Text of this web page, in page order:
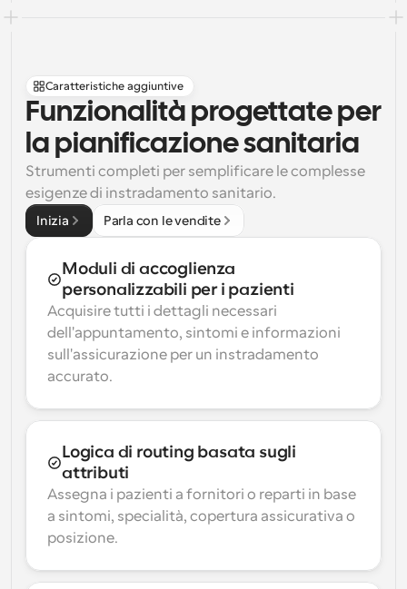
Caratteristiche aggiuntive
Funzionalità progettate per
la pianificazione sanitaria
Strumenti completi per semplificare le complesse
esigenze di instradamento sanitario.
Inizia Parla con le vendite
Moduli di accoglienza
personalizzabili per i pazienti
Acquisire tutti i dettagli necessari
dell'appuntamento, sintomi e informazioni
sull'assicurazione per un instradamento
accurato.
Logica di routing basata sugli
attributi
Assegna i pazienti a fornitori o reparti in base
a sintomi, specialità, copertura assicurativa o
posizione.